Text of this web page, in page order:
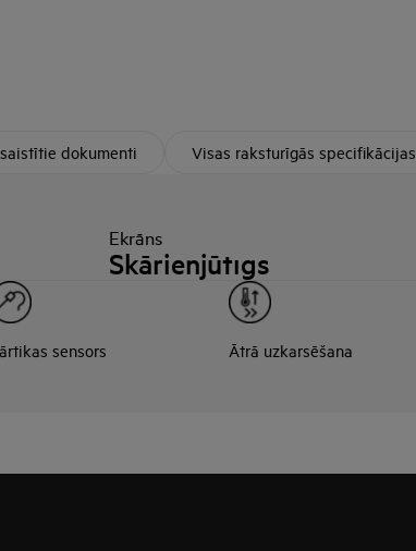
dokumenti Visas raksturīgās specifikācijas
Ekrāns
Skārienjūtīgs
sensors Ātrā uzkarsēšana